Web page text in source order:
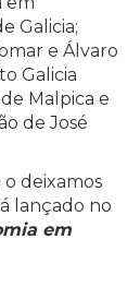
Galicia;
e Álvaro
Galicia
Malpica e
de José
o deixamos
lançado no
em